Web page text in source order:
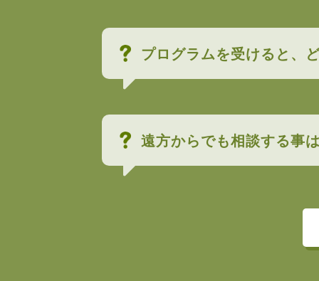
プログラムを受けると、
遠方からでも相談する事